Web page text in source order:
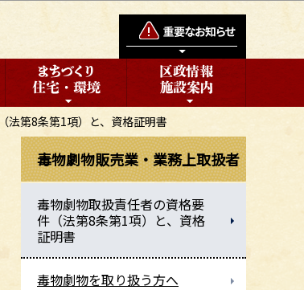
法第8条第1項）と、資格証明書
毒物劇物販売業・業務上取扱者
毒物劇物取扱責任者の資格要
件（法第8条第1項）と、資格
証明書
毒物劇物を取り扱う方へ